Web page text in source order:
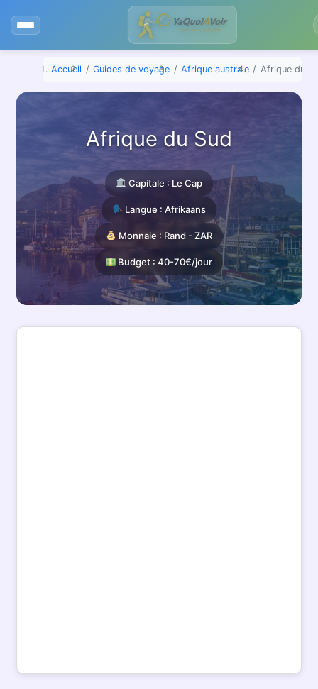
Accueil Guides de voyage Afrique australe Afrique du
Afrique du Sud
Capitale : Le Cap
Langue : Afrikaans
Monnaie : Rand - ZAR
Budget : 40-70€/jour